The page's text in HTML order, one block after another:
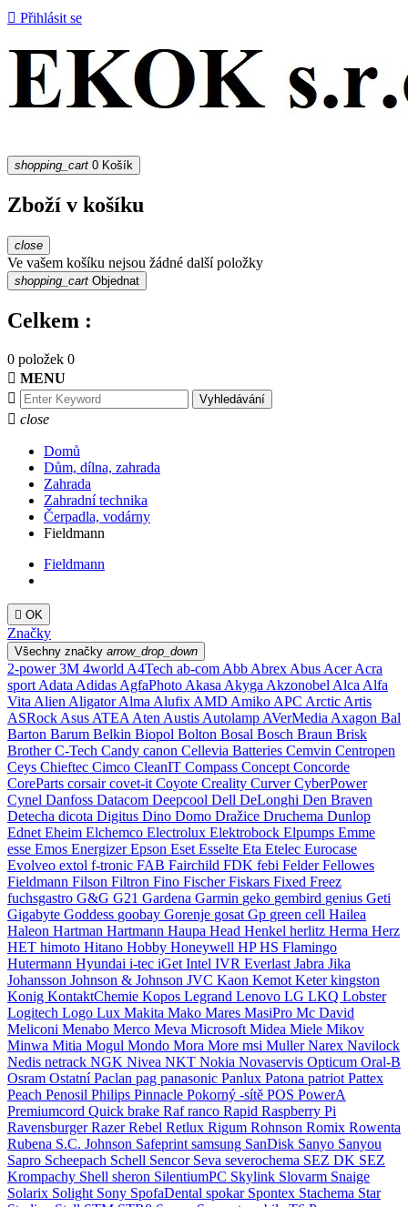
 Přihlásit se
shopping_cart 0 Košík
Zboží v košíku
close
Ve vašem košíku nejsou žádné další položky
shopping_cart Objednat
Celkem :
0 položek 0
 MENU

Vyhledávání
 close
Domů
Dům, dílna, zahrada
Zahrada
Zahradní technika
Čerpadla, vodárny
Fieldmann
Fieldmann
 OK
Značky
Všechny značky arrow_drop_down
2-power3M 4world A4Tech ab-com Abb Abrex Abus AcerAcra
sport Adata Adidas AgfaPhoto Akasa Akyga Akzonobel Alca Alfa
Vita Alien AligatorAlma Alufix AMD Amiko APC Arctic Artis
ASRock Asus ATEA Aten Austis Autolamp AVerMedia Axagon Bal
Barton Barum Belkin Biopol Bolton Bosal Bosch Braun Brisk
BrotherC-Tech Candy canon Cellevia Batteries Cemvin Centropen
Ceys Chieftec Cimco CleanIT Compass Concept Concorde
CoreParts corsaircovet-it Coyote Creality CurverCyberPower
Cynel Danfoss Datacom Deepcool Dell DeLonghi Den Braven
Detecha dicota Digitus Dino Domo Dražice Druchema Dunlop
Ednet Eheim Elchemco Electrolux Elektrobock Elpumps Emme
esse Emos EnergizerEpson Eset Esselte Eta Etelec Eurocase
Evolveo extol f-tronic FAB Fairchild FDK febi FelderFellowes
Fieldmann Filson Filtron Fino FischerFiskars Fixed Freez
fuchsgastro G&G G21 Gardena Garmin geko gembird genius Geti
Gigabyte Goddess goobay Gorenje gosat Gp green cell Hailea
Haleon Hartman Hartmann Haupa Head Henkel herlitz Herma Herz
HET himoto Hitano Hobby Honeywell HPHS Flamingo
Hutermann Hyundai i-tec iGet Intel IVR Everlast Jabra Jika
Johansson Johnson & Johnson JVC Kaon Kemot Keterkingston
Konig KontaktChemie Kopos Legrand Lenovo LG LKQ Lobster
Logitech Logo Lux Makita Mako Mares MasiPro Mc David
Meliconi Menabo Merco Meva Microsoft Midea Miele Mikov
Minwa Mitia Mogul Mondo Mora More msi MullerNarex Navilock
Nedis netrack NGK Nivea NKT Nokia Novaservis Opticum Oral-B
Osram OstatníPaclan pag panasonic Panlux Patona patriot Pattex
Peach Penosil Philips Pinnacle Pokorný -sítě POS PowerA
Premiumcord Quick brake Rafranco Rapid Raspberry Pi
RavensburgerRazerRebel Retlux Rigum Rohnson Romix Rowenta
Rubena S.C. Johnson Safeprint samsung SanDisk Sanyo Sanyou
Sapro Scheepach Schell Sencor Seva severochema SEZ DK SEZ
Krompachy Shell sheron SilentiumPC Skylink Slovarm Snaige
Solarix Solight Sony SpofaDental spokar Spontex Stachema Star